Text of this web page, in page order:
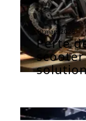
10 mars 2026
Perte